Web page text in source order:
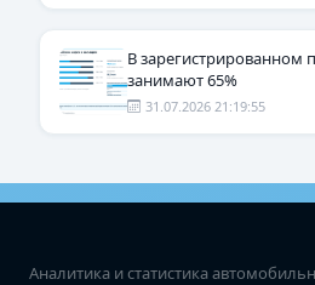
В зарегистрированном
занимают 65%
31.07.2026 21:19:55
Аналитика и статистика